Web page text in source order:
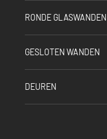
RONDE GLASWANDEN
GESLOTEN WANDEN
DEUREN